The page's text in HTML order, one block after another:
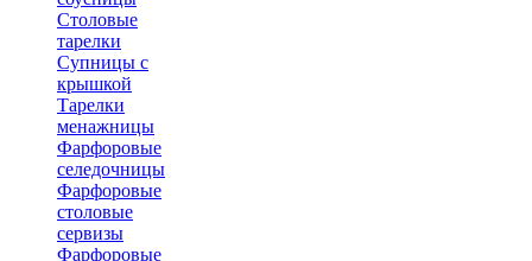
Столовые
тарелки
Супницы с
крышкой
Тарелки
менажницы
Фарфоровые
селедочницы
Фарфоровые
столовые
сервизы
Фарфоровые